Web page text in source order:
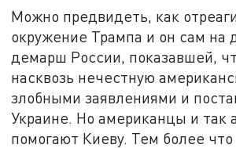
Можно предвидеть, как
окружение Трампа и он сам на
демарш России, показавшей,
насквозь нечестную
злобными заявлениями и
Украине. Но американцы и так
помогают Киеву. Тем более